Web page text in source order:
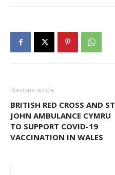
Previous article
BRITISH RED CROSS AND ST
JOHN AMBULANCE CYMRU
TO SUPPORT COVID-19
VACCINATION IN WALES